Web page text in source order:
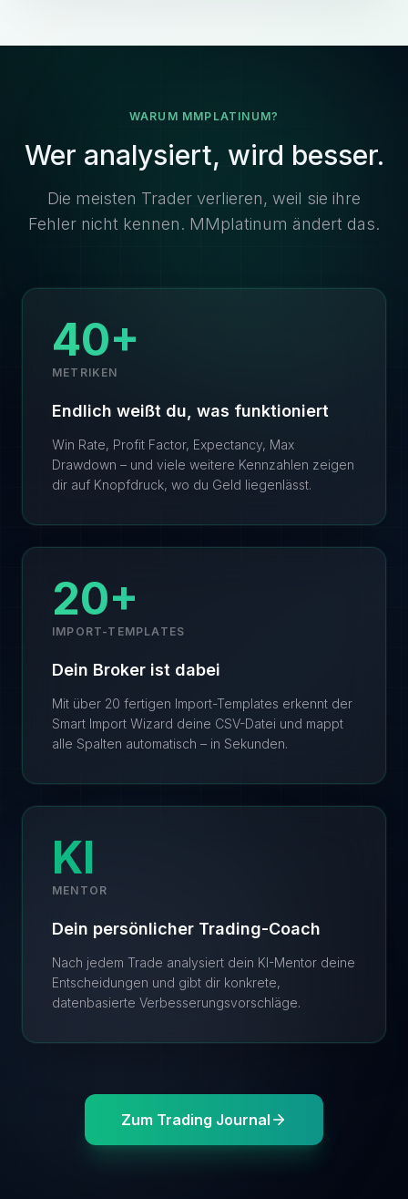
WARUM MMPLATINUM?
Wer analysiert, wird besser.
Die meisten Trader verlieren, weil sie ihre
Fehler nicht kennen. MMplatinum ändert das.
40+
METRIKEN
Endlich weißt du, was funktioniert
Win Rate, Profit Factor, Expectancy, Max
Drawdown – und viele weitere Kennzahlen zeigen
dir auf Knopfdruck, wo du Geld liegenlässt.
20+
IMPORT-TEMPLATES
Dein Broker ist dabei
Mit über 20 fertigen Import-Templates erkennt der
Smart Import Wizard deine CSV-Datei und mappt
alle Spalten automatisch – in Sekunden.
KI
MENTOR
Dein persönlicher Trading-Coach
Nach jedem Trade analysiert dein KI-Mentor deine
Entscheidungen und gibt dir konkrete,
datenbasierte Verbesserungsvorschläge.
Zum Trading Journal